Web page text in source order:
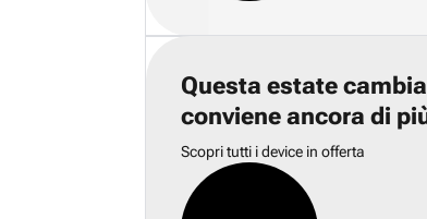
Questa estate
conviene ancora di
Scopri tutti i device in offerta